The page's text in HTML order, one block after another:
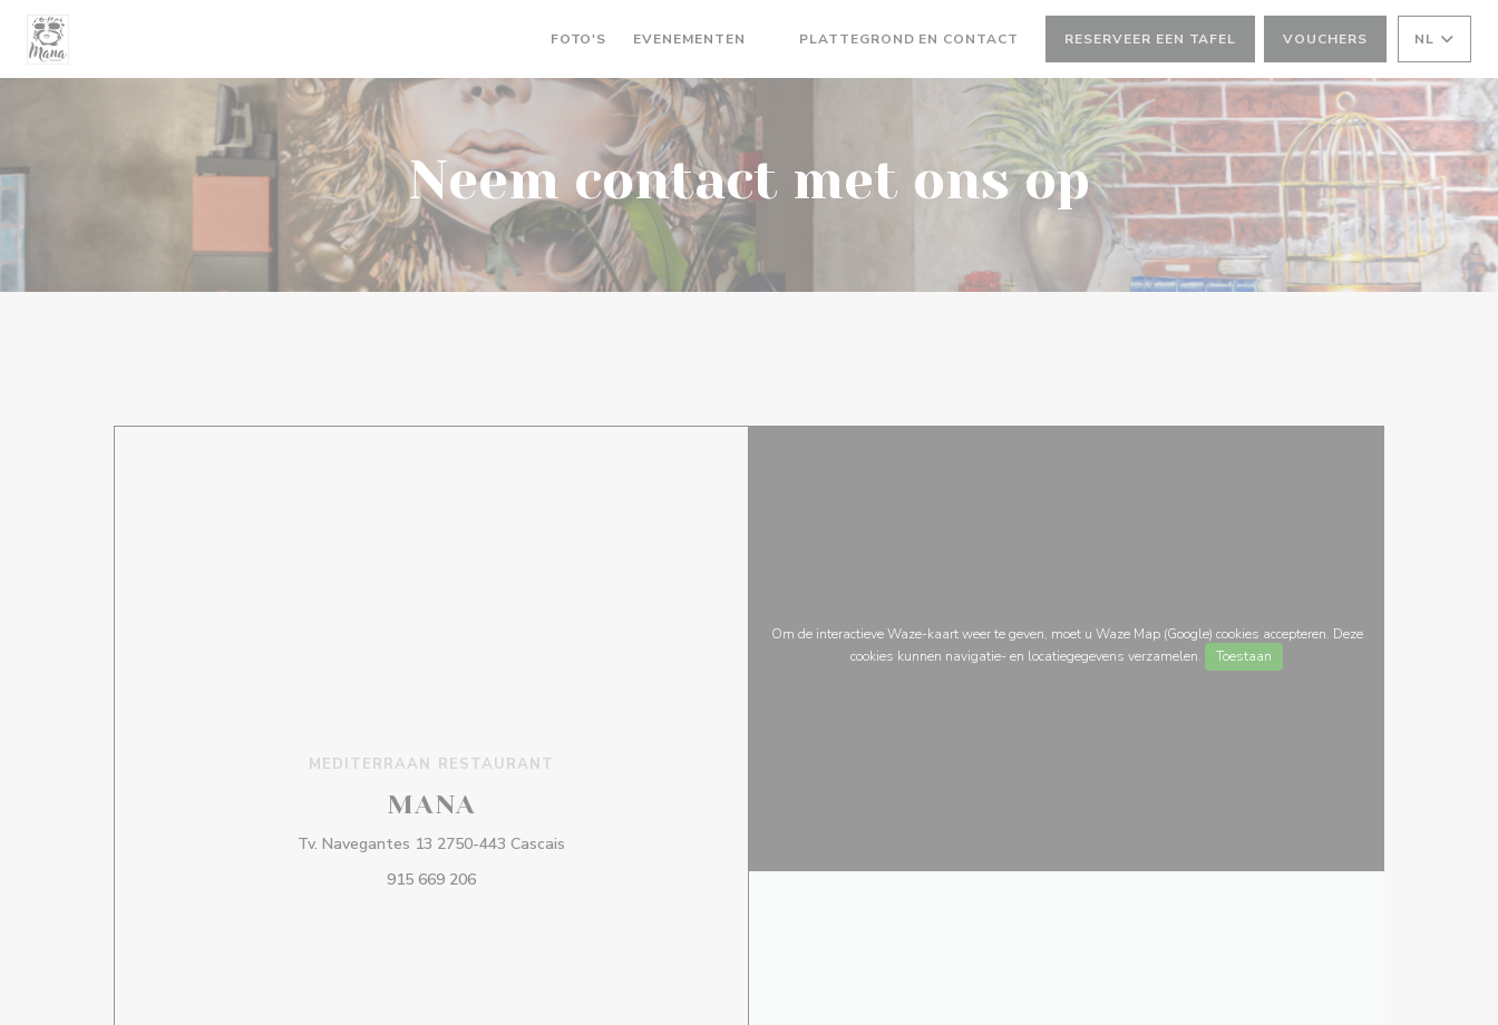
Cookies beheer paneel
FOTO'S EVENEMENTEN PLATTEGROND EN CONTACT RESERVEER EEN TAFEL VOUCHERS NL
Neem contact met ons op
MEDITERRAAN RESTAURANT
MANA
Tv. Navegantes 13 2750-443 Cascais
915 669 206
Om de interactieve Waze-kaart weer te geven, moet u Waze Map (Google) cookies accepteren. Deze
cookies kunnen navigatie- en locatiegegevens verzamelen.
Toestaan